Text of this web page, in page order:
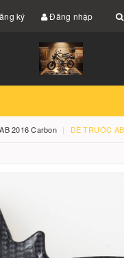
ký Đăng nhập
2016 Carbon DÈ TRƯỚC